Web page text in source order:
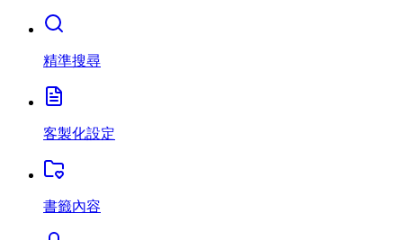
精準搜尋
客製化設定
書籤內容